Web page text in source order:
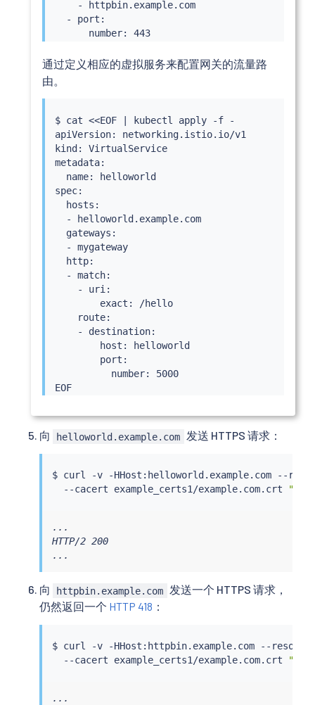
    - httpbin.example.com
  - port:
      number: 443
      protocol: HTTPS
      mode: SIMPLE
    hosts:
    - helloworld.example.com
EOF
通过定义相应的虚拟服务来配置网关的流量路
由。
$ cat <<EOF | kubectl
apply -f -
apiVersion: networking.istio.io/v1
kind: VirtualService
metadata:
  name: helloworld
spec:
  hosts:
  - helloworld.example.com
  gateways:
  - mygateway
  http:
  - match:
    - uri:
        exact: /hello
    route:
    - destination:
        host: helloworld
        port:
          number: 5000
EOF
向 helloworld.example.com 发送 HTTPS 请求：
$ curl -v -HHost:helloworld.example.com --
  --cacert example_certs1/example.com.crt
...
HTTP/2 200
...
向 httpbin.example.com
发送一个 HTTPS 请求，
仍然返回一个 HTTP 418 ：
$ curl -v -HHost:httpbin.example.com --
  --cacert example_certs1/example.com.crt
...